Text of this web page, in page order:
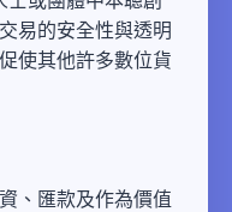
易的安全性與透明
使其他許多數位貨
、匯款及作為價值